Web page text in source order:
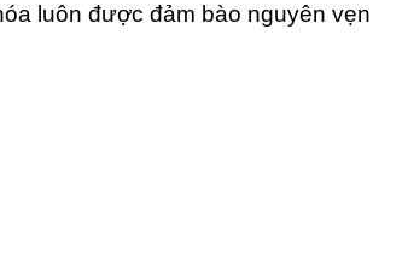
luôn được đảm bào nguyên vẹn